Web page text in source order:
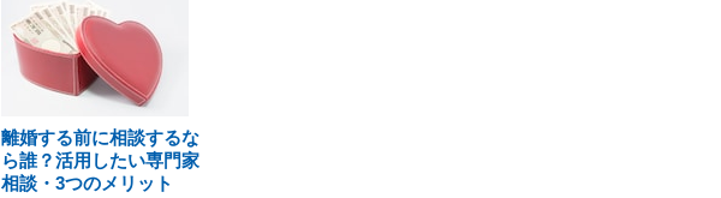
離婚する前に相談するな
ら誰？活用したい専門家
相談・3つのメリット